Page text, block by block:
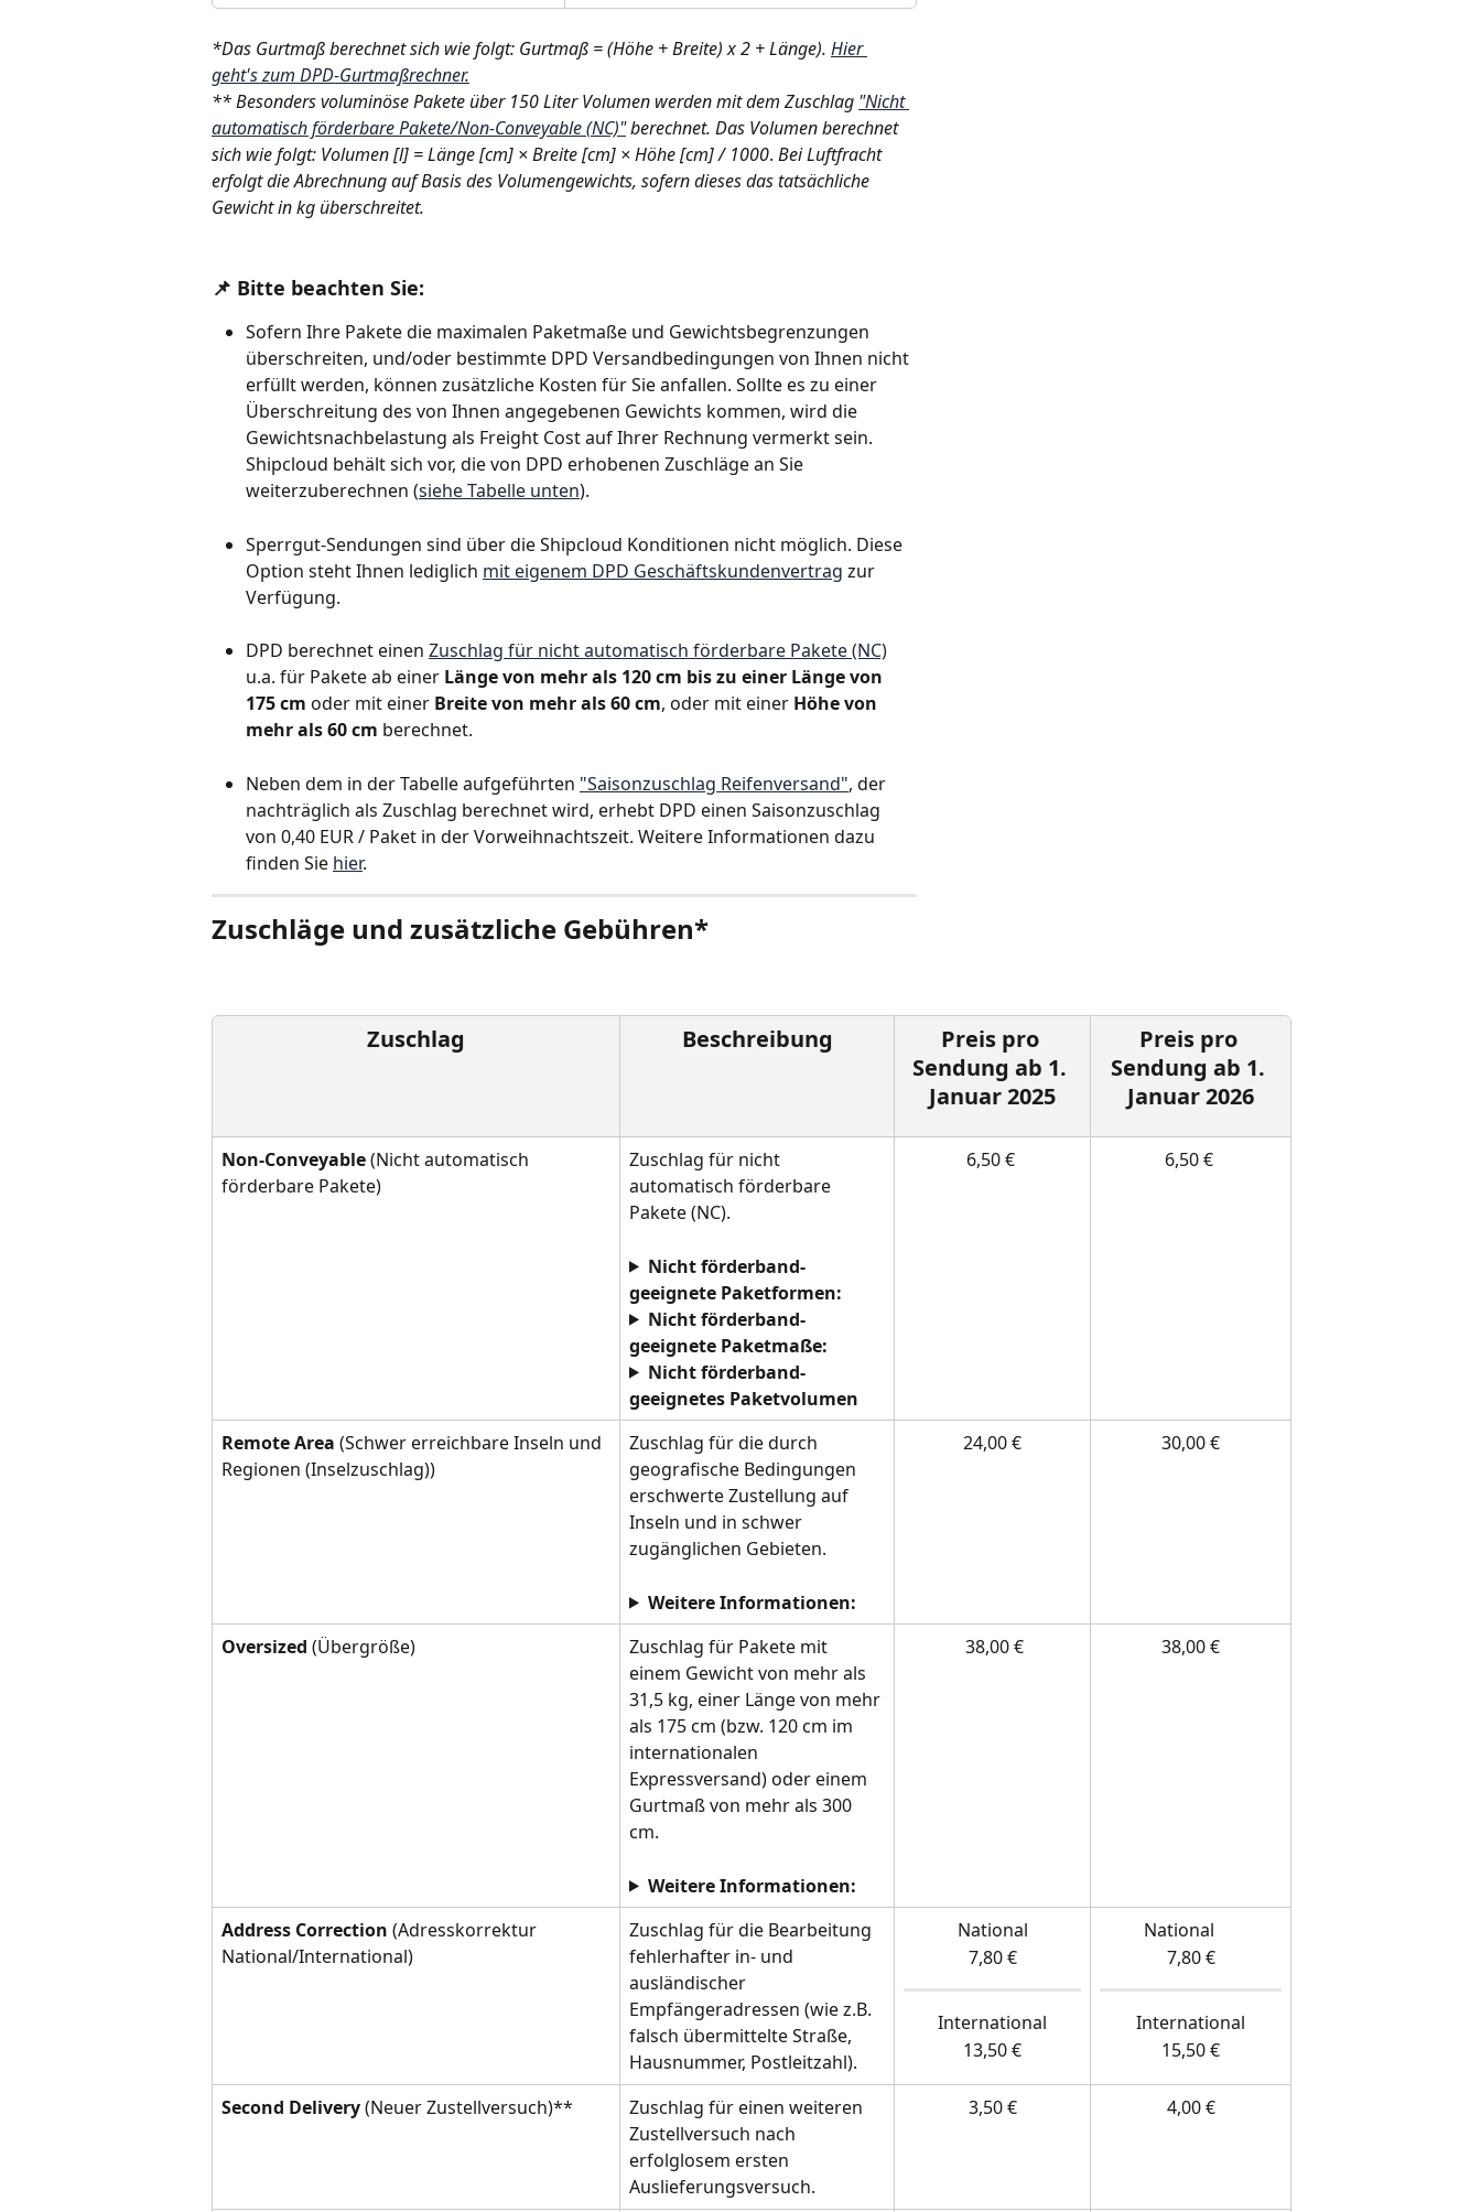
*Das Gurtmaß berechnet sich wie folgt: Gurtmaß = (Höhe + Breite) x 2 + Länge). Hier
geht's zum DPD-Gurtmaßrechner.
** Besonders voluminöse Pakete über 150 Liter Volumen werden mit dem Zuschlag "Nicht
automatisch förderbare Pakete/Non-Conveyable (NC)" berechnet. Das Volumen berechnet
sich wie folgt: Volumen [l] = Länge [cm] × Breite [cm] × Höhe [cm] / 1000. Bei Luftfracht
erfolgt die Abrechnung auf Basis des Volumengewichts, sofern dieses das tatsächliche
Gewicht in kg überschreitet.
📌 Bitte beachten Sie:
Sofern Ihre Pakete die maximalen Paketmaße und Gewichtsbegrenzungen
überschreiten, und/oder bestimmte DPD Versandbedingungen von Ihnen nicht
erfüllt werden, können zusätzliche Kosten für Sie anfallen. Sollte es zu einer
Überschreitung des von Ihnen angegebenen Gewichts kommen, wird die
Gewichtsnachbelastung als Freight Cost auf Ihrer Rechnung vermerkt sein.
Shipcloud behält sich vor, die von DPD erhobenen Zuschläge an Sie
weiterzuberechnen (siehe Tabelle unten).
Sperrgut-Sendungen sind über die Shipcloud Konditionen nicht möglich. Diese
Option steht Ihnen lediglich mit eigenem DPD Geschäftskundenvertrag zur
Verfügung.
DPD berechnet einen Zuschlag für nicht automatisch förderbare Pakete (NC)
u.a. für Pakete ab einer Länge von mehr als 120 cm bis zu einer Länge von
175 cm oder mit einer Breite von mehr als 60 cm, oder mit einer Höhe von
mehr als 60 cm berechnet.
Neben dem in der Tabelle aufgeführten "Saisonzuschlag Reifenversand", der
nachträglich als Zuschlag berechnet wird, erhebt DPD einen Saisonzuschlag
von 0,40 EUR / Paket in der Vorweihnachtszeit. Weitere Informationen dazu
finden Sie hier.
Zuschläge und zusätzliche Gebühren*
Zuschlag Beschreibung
Preis pro
Sendung ab 1.
Januar 2025
Preis pro
Sendung ab 1.
Januar 2026
Non-Conveyable (Nicht automatisch
förderbare Pakete)
Zuschlag für nicht
automatisch förderbare
Pakete (NC).
Nicht förderband-
geeignete Paketformen:
Nicht förderband-
geeignete Paketmaße:
Nicht förderband-
geeignetes Paketvolumen
6,50 € 6,50 €
Remote Area (Schwer erreichbare Inseln und
Regionen (Inselzuschlag))
Zuschlag für die durch
geografische Bedingungen
erschwerte Zustellung auf
Inseln und in schwer
zugänglichen Gebieten.
Weitere Informationen:
24,00 € 30,00 €
Oversized (Übergröße)
Zuschlag für Pakete mit
einem Gewicht von mehr als
31,5 kg, einer Länge von mehr
als 175 cm (bzw. 120 cm im
internationalen
Expressversand) oder einem
Gurtmaß von mehr als 300
cm.
Weitere Informationen:
38,00 € 38,00 €
Address Correction (Adresskorrektur
National/International)
Zuschlag für die Bearbeitung
fehlerhafter in- und
ausländischer
Empfängeradressen (wie z.B.
falsch übermittelte Straße,
Hausnummer, Postleitzahl).
National
7,80 €
International
13,50 €
          National
7,80 €
International
15,50 €
Second Delivery (Neuer Zustellversuch)**
Zuschlag für einen weiteren
Zustellversuch nach
erfolglosem ersten
Auslieferungsversuch.
3,50 € 4,00 €